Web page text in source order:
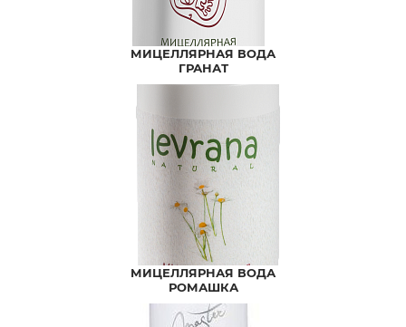
МИЦЕЛЛЯРНАЯ ВОДА
ГРАНАТ
МИЦЕЛЛЯРНАЯ ВОДА
РОМАШКА